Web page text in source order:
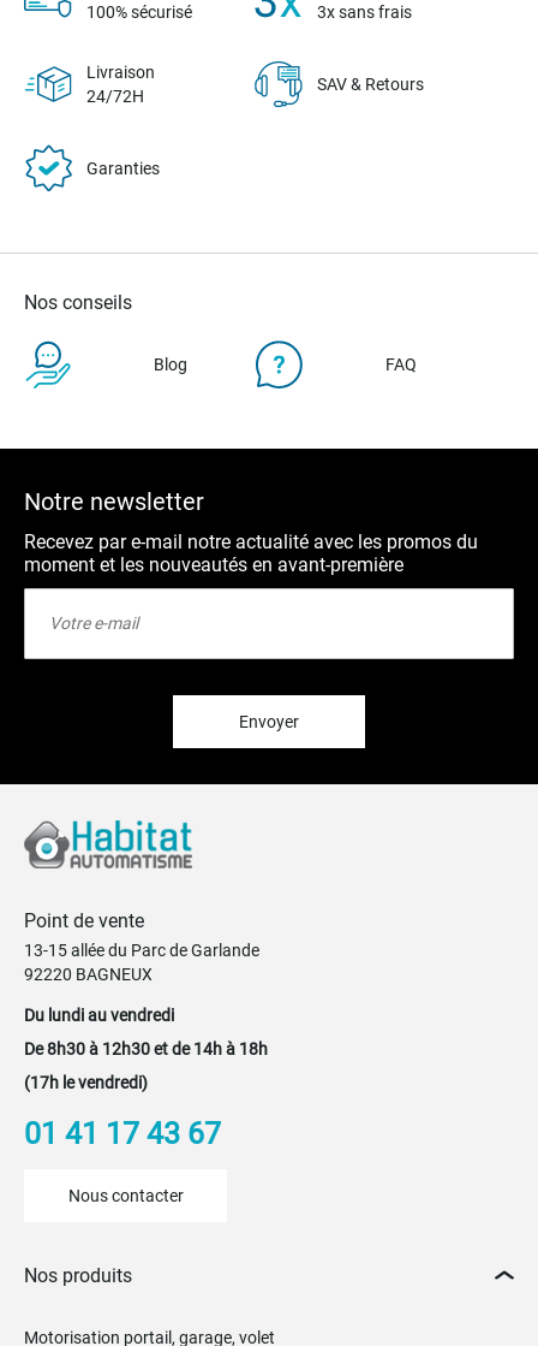
100% sécurisé
3x sans frais
Livraison
24/72H
SAV & Retours
Garanties
Nos conseils
Blog FAQ
Notre newsletter
Recevez par e-mail notre actualité avec les promos du
moment et les nouveautés en avant-première
Envoyer
Point de vente
13-15 allée du Parc de Garlande
92220 BAGNEUX
Du lundi au vendredi
De 8h30 à 12h30 et de 14h à 18h
(17h le vendredi)
01 41 17 43 67
Nous contacter
Nos produits
Motorisation portail, garage, volet